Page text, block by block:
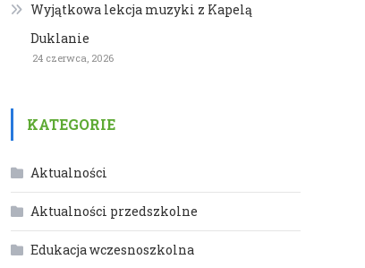
Wyjątkowa lekcja muzyki z Kapelą
Duklanie
24 czerwca, 2026
KATEGORIE
Aktualności
Aktualności przedszkolne
Edukacja wczesnoszkolna